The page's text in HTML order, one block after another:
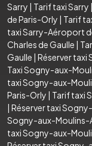
Sarry | Tarif taxi Sarry |
de Paris-Orly | Tarif
taxi Sarry-Aéroport
Charles de Gaulle |
Gaulle | Réserver taxi
Taxi Sogny-aux-
taxi Sogny-aux-
Paris-Orly | Tarif taxi
| Réserver taxi
Sogny-aux-Moulins-
taxi Sogny-aux-